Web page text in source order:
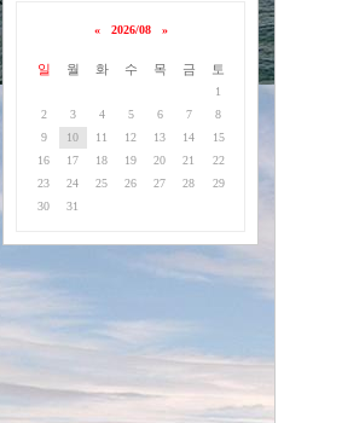
« 2026/08 »
일 월 화 수 목 금 토
1
2
3 4 5 6 7
8
9
10 11 12 13 14
15
16
17 18 19 20 21
22
23
24 25 26 27 28
29
30
31